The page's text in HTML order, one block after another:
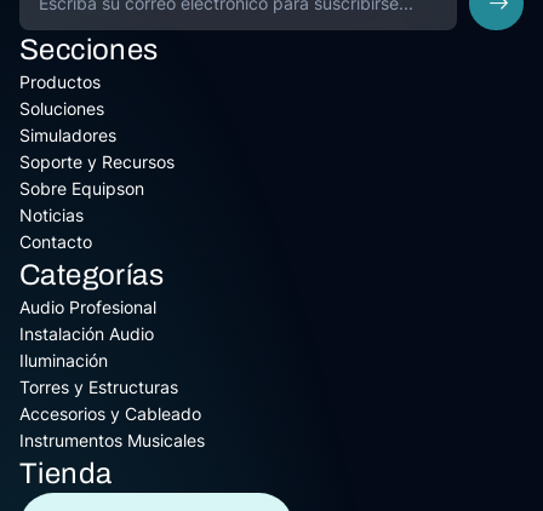
Secciones
Productos
Soluciones
Simuladores
Soporte y Recursos
Sobre Equipson
Noticias
Contacto
Categorías
Audio Profesional
Instalación Audio
Iluminación
Torres y Estructuras
Accesorios y Cableado
Instrumentos Musicales
Tienda